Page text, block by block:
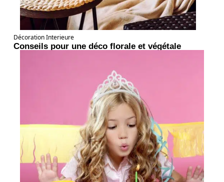
Décoration Interieure
Conseils pour une déco florale et végétale